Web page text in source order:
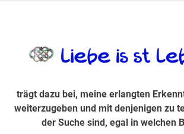
Suche sind, egal in welchen
trägt dazu bei, meine erlangten
weiterzugeben und mit denjenigen zu
der Suche sind, egal in welchen